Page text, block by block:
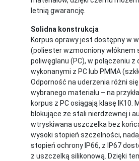
letnią gwarancję.
Solidna konstrukcja
Korpus oprawy jest dostępny w
(poliester wzmocniony włóknem
poliwęglanu (PC), w połączeniu
wykonanymi z PC lub PMMA
Odporność na uderzenia różni
wybranego materiału – na
korpus z PC osiągają klasę IK10.
blokujące ze stali nierdzewnej i
wtryskiwana uszczelka bez
wysoki stopień szczelności,
stopień ochrony IP66, z IP67
z uszczelką silikonową. Dzięki